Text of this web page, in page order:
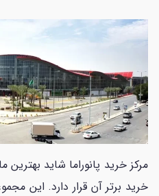
مرکز خرید پانوراما شاید بهترین
خرید برتر آن قرار دارد. این